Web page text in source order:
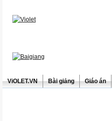
ViOLET.VN Bài giảng Giáo án